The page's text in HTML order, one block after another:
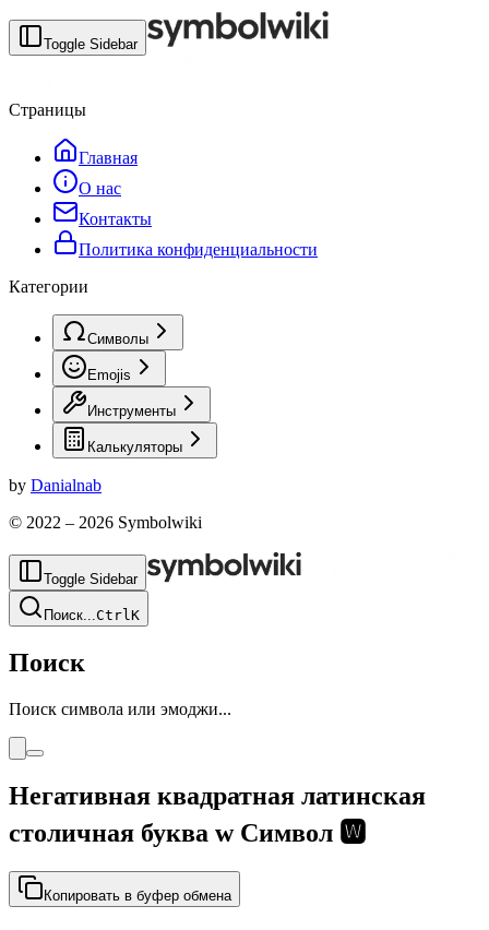
Toggle Sidebar
Страницы
Главная
О нас
Контакты
Политика конфиденциальности
Категории
Символы
Emojis
Инструменты
Калькуляторы
by Danialnab
© 2022 – 2026 Symbolwiki
Toggle Sidebar
Поиск...CtrlK
Поиск
Поиск символа или эмоджи...
Негативная квадратная латинская
столичная буква w Символ 🆆
Копировать в буфер обмена